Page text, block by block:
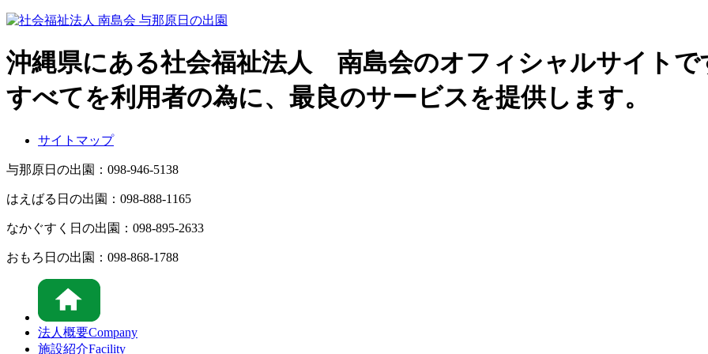
沖縄県にある社会福祉法人 南島会のオフィシャルサイトで
すべてを利用者の為に、最良のサービスを提供します。
サイトマップ
与那原日の出園： 098-946-5138
はえばる日の出園： 098-888-1165
なかぐすく日の出園： 098-895-2633
おもろ日の出園： 098-868-1788
法人概要Company
施設紹介Facility